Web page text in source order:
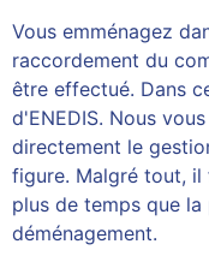
Vous emménagez
raccordement du
être effectué. Dans
d'ENEDIS. Nous
directement le
figure. Malgré tout, il
plus de temps que
déménagement.